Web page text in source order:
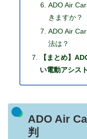
ADO Air
きますか？
ADO Air
法は？
【まとめ】
い電動アシス
ADO Air
判